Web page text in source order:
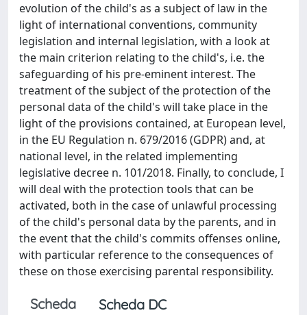
evolution of the child's as a subject of law in the
light of international conventions, community
legislation and internal legislation, with a look at
the main criterion relating to the child's, i.e. the
safeguarding of his pre-eminent interest. The
treatment of the subject of the protection of the
personal data of the child's will take place in the
light of the provisions contained, at European level,
in the EU Regulation n. 679/2016 (GDPR) and, at
national level, in the related implementing
legislative decree n. 101/2018. Finally, to conclude, I
will deal with the protection tools that can be
activated, both in the case of unlawful processing
of the child's personal data by the parents, and in
the event that the child's commits offenses online,
with particular reference to the consequences of
these on those exercising parental responsibility.
Scheda Scheda DC